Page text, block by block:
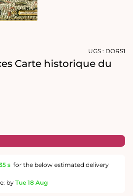
une
UGS : DORS1
Carte historique du
s for the below estimated delivery
by Tue 18 Aug